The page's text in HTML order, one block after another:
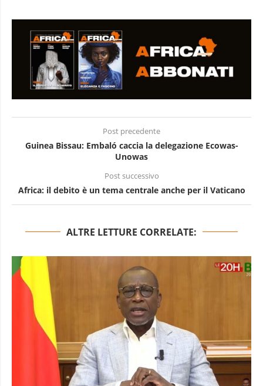
Post precedente
Guinea Bissau: Embaló caccia la delegazione Ecowas-
Unowas
Post successivo
Africa: il debito è un tema centrale anche per il Vaticano
ALTRE LETTURE CORRELATE: